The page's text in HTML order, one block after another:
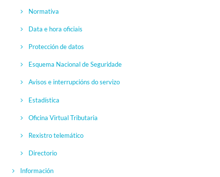
Normativa
Data e hora oficiais
Protección de datos
Esquema Nacional de Seguridade
Avisos e interrupcións do servizo
Estadística
Oficina Virtual Tributaria
Rexistro telemático
Directorio
Información